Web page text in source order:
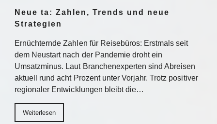
Neue ta: Zahlen, Trends und neue
Strategien
Ernüchternde Zahlen für Reisebüros: Erstmals seit
dem Neustart nach der Pandemie droht ein
Umsatzminus. Laut Branchenexperten sind Abreisen
aktuell rund acht Prozent unter Vorjahr. Trotz positiver
regionaler Entwicklungen bleibt die…
Weiterlesen